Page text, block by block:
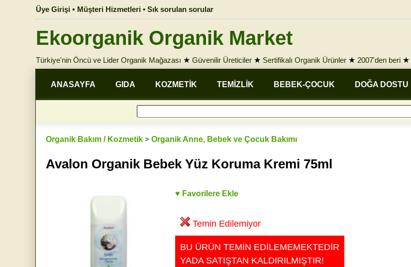
Üye Girişi • Müşteri Hizmetleri • Sık sorulan sorular
Ekoorganik Organik Market
Türkiye'nin Öncü ve Lider Organik Mağazası ★ Güvenilir Üreticiler ★ Sertifikalı Organik Ürünler ★ 2007'den beri ★
ANASAYFA GIDA KOZMETİK TEMİZLİK BEBEK-ÇOCUK DOĞA DOSTU
Organik Bakım / Kozmetik > Organik Anne, Bebek ve Çocuk Bakımı
Avalon Organik Bebek Yüz Koruma Kremi 75ml
♥ Favorilere Ekle
Temin Edilemiyor
BU ÜRÜN TEMİN EDİLEMEMEKTEDİR
YADA SATIŞTAN KALDIRILMIŞTIR!